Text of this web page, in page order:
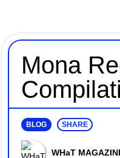
Mona
BLOG SHARE
WHaT